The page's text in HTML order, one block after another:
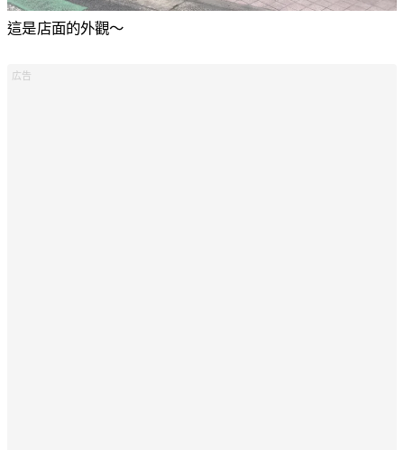
這是店面的外觀～